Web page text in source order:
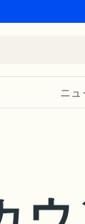
ニュ